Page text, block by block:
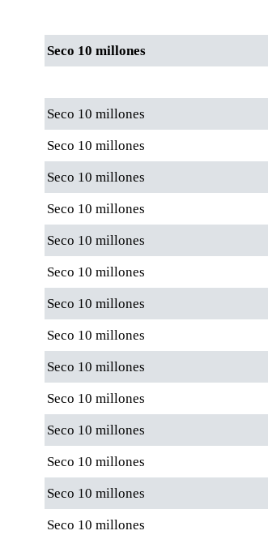
Seco 10 millones
Seco 10 millones
Seco 10 millones
Seco 10 millones
Seco 10 millones
Seco 10 millones
Seco 10 millones
Seco 10 millones
Seco 10 millones
Seco 10 millones
Seco 10 millones
Seco 10 millones
Seco 10 millones
Seco 10 millones
Seco 10 millones